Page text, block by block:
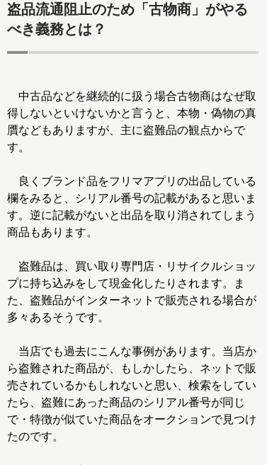
盗品流通阻止のため「古物商」がやる
べき義務とは？
中古品などを継続的に扱う場合古物商はなぜ取
得しないといけないかと言うと、本物・偽物の真
贋などもありますが、主に盗難品の観点からで
す。
良くブランド品をフリマアプリの出品している
欄をみると、シリアル番号の記載があると思いま
す。逆に記載がないと出品を取り消されてしまう
商品もあります。
盗難品は、買い取り専門店・リサイクルショッ
プに持ち込みをして現金化したりされます。ま
た、盗難品がインターネットで販売される場合が
多々あるそうです。
当店でも過去にこんな事例があります。当店か
ら盗難された商品が、もしかしたら、ネットで販
売されているかもしれないと思い、検索をしてい
たら、盗難にあった商品のシリアル番号が同じ
で・特徴が似ていた商品をオークションで見つけ
たのです。